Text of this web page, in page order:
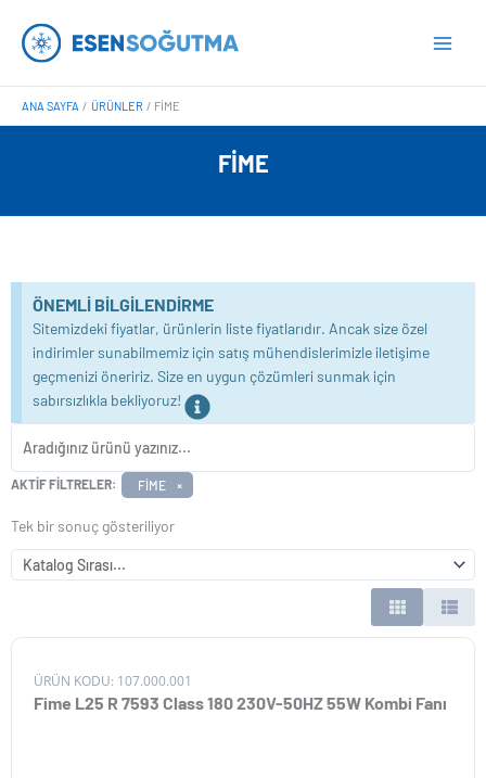
atla
ANA SAYFA ÜRÜNLER FIME
FIME
ÖNEMLI BILGILENDIRME
Sitemizdeki fiyatlar, ürünlerin liste fiyatlarıdır. Ancak size özel
indirimler sunabilmemiz için satış mühendislerimizle iletişime
geçmenizi öneririz. Size en uygun çözümleri sunmak için
sabırsızlıkla bekliyoruz!
AKTIF FILTRELER: FIME ×
Tek bir sonuç gösteriliyor
ÜRÜN KODU: 107.000.001
Fime L25 R 7593 Class 180 230V-50HZ 55W Kombi Fanı